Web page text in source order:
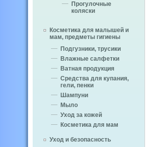
Прогулочные
коляски
Косметика для малышей и
мам, предметы гигиены
Подгузники, трусики
Влажные салфетки
Ватная продукция
Средства для купания,
гели, пенки
Шампуни
Мыло
Уход за кожей
Косметика для мам
Уход и безопасность